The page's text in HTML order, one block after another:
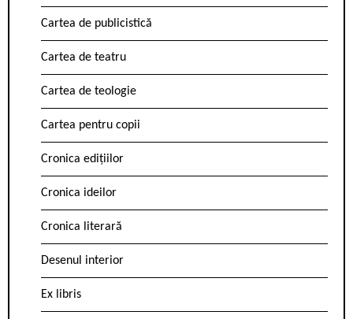
Cartea de publicistică
Cartea de teatru
Cartea de teologie
Cartea pentru copii
Cronica edițiilor
Cronica ideilor
Cronica literară
Desenul interior
Ex libris